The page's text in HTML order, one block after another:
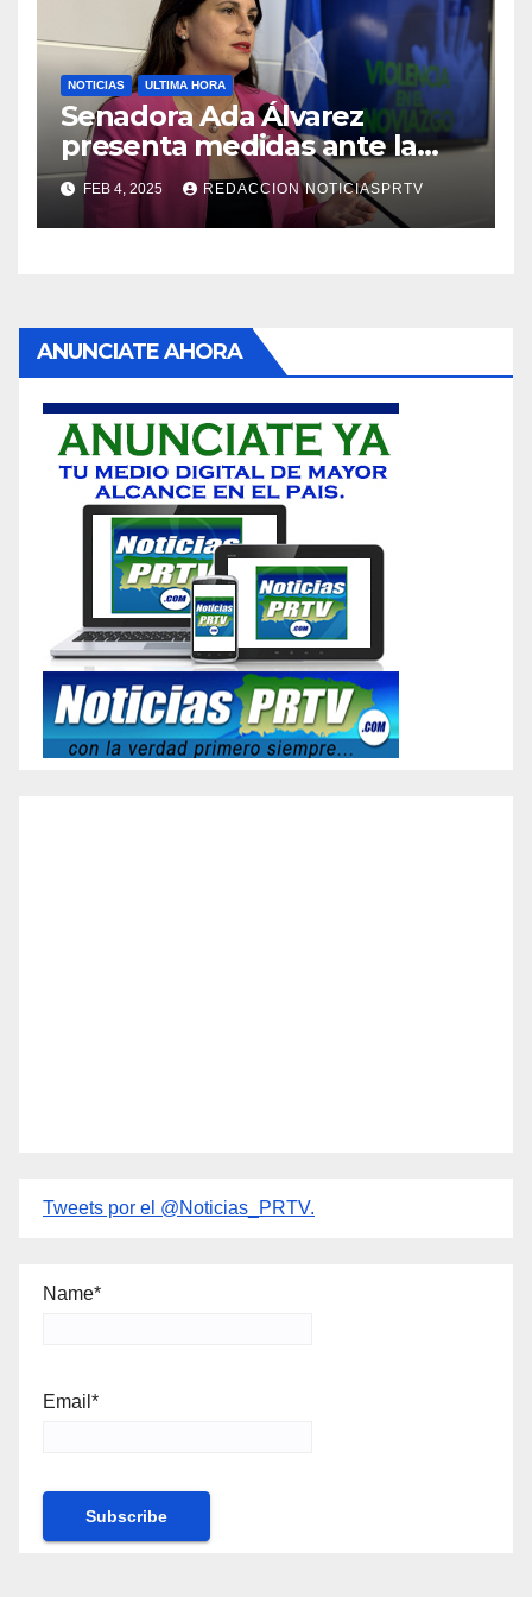
NOTICIAS ULTIMA HORA
Senadora Ada Álvarez
presenta medidas ante la
violencia en el noviazgo
FEB 4, 2025 REDACCION NOTICIASPRTV
ANUNCIATE AHORA
Tweets por el @Noticias_PRTV.
Name*
Email*